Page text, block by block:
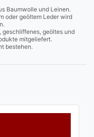
Baumwolle und Leinen.
oder geöltem Leder wird
geöltes und
mitgeliefert.
bestehen.